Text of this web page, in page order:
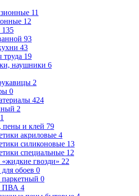
11
12
135
93
43
труда 19
наушники 6
2
0
424
2
1
пены и клей 79
акриловые 4
силиконовые 13
специальные 12
гвозди» 22
обоев 0
0
ПВА 4